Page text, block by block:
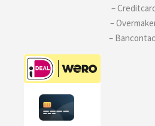
–
–
–